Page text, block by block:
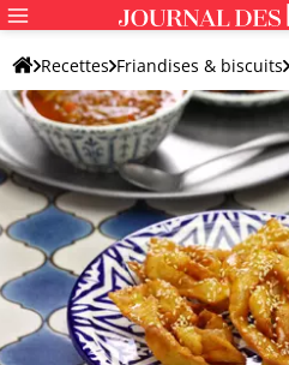
Recettes Friandises & biscuits
Gâteaux orientaux